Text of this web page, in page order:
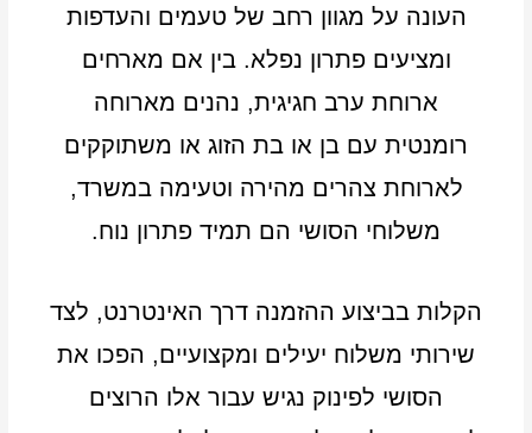
העונה על מגוון רחב של טעמים והעדפות
ומציעים פתרון נפלא. בין אם מארחים
ארוחת ערב חגיגית, נהנים מארוחה
רומנטית עם בן או בת הזוג או משתוקקים
לארוחת צהרים מהירה וטעימה במשרד,
משלוחי הסושי הם תמיד פתרון נוח.
הקלות בביצוע ההזמנה דרך האינטרנט, לצד
שירותי משלוח יעילים ומקצועיים, הפכו את
הסושי לפינוק נגיש עבור אלו הרוצים